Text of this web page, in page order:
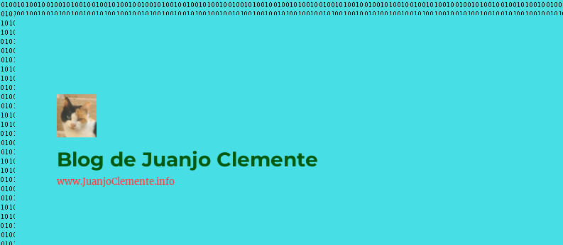
Blog de Juanjo Clemente
www.JuanjoClemente.info